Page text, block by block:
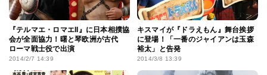
『テルマエ・ロマエII』に日本相撲協
会が全面協力！曙と琴欧洲が古代
ローマ戦士役で出演
2014/2/7 14:39
キスマイが『ドラえもん』舞台挨拶
に登場！「一番のジャイアンは玉森
裕太」と告発
2014/3/8 13:39